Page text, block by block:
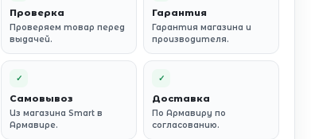
Проверка
Проверяем товар перед
выдачей.
Гарантия
Гарантия магазина и
производителя.
✓
Самовывоз
Из магазина Smart в
Армавире.
✓
Доставка
По Армавиру по
согласованию.